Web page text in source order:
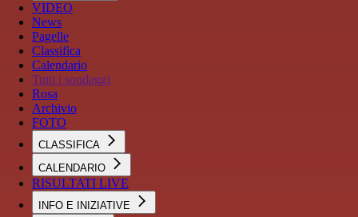
VIDEO
News
Pagelle
Classifica
Calendario
Tutti i sondaggi
Rosa
Archivio
FOTO
CLASSIFICA
CALENDARIO
RISULTATI LIVE
INFO E INIZIATIVE